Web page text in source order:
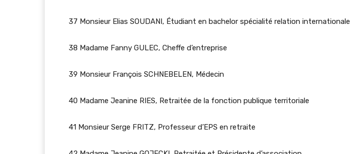
37 Monsieur Elias SOUDANI, Étudiant en bachelor spécialité relation internationale
38 Madame Fanny GULEC, Cheffe d’entreprise
39 Monsieur François SCHNEBELEN, Médecin
40 Madame Jeanine RIES, Retraitée de la fonction publique territoriale
41 Monsieur Serge FRITZ, Professeur d’EPS en retraite